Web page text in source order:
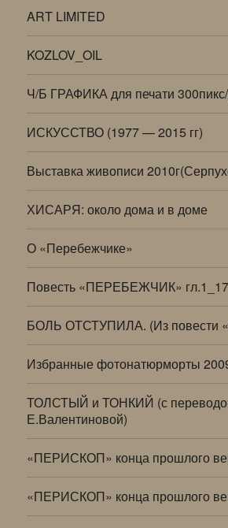
ART LIMITED
KOZLOV_OIL
Ч/Б ГРАФИКА для печати
ИСКУССТВО (1977 — 2015 гг)
Выставка живописи
ХИСАРЯ: около дома и в доме
О «Перебежчике»
Повесть «ПЕРЕБЕЖЧИК» гл.1_17
БОЛЬ ОТСТУПИЛА. (Из повести
Избранные фотонатюрморты
ТОЛСТЫЙ и ТОНКИЙ (с
Е.Валентиновой)
«ПЕРИСКОП» конца прошлого
«ПЕРИСКОП» конца прошлого